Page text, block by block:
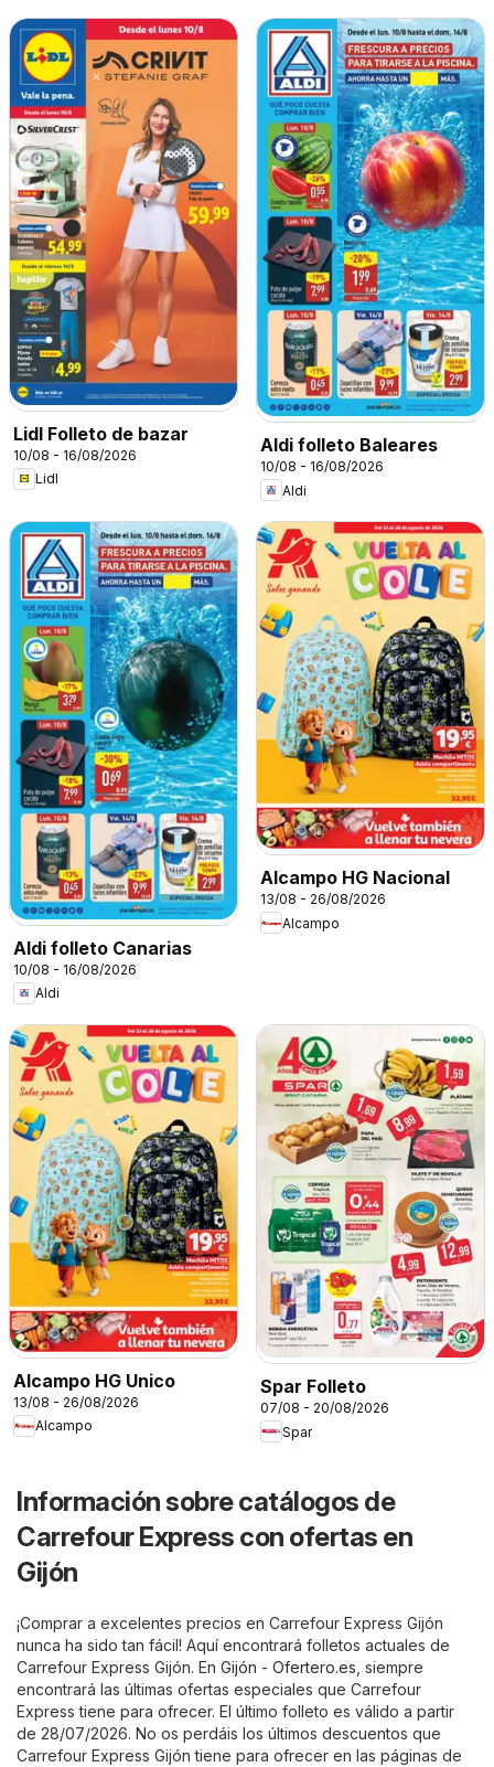
Lidl Folleto de bazar
10/08 - 16/08/2026
Lidl
Aldi folleto Baleares
10/08 - 16/08/2026
Aldi
Aldi folleto Canarias
10/08 - 16/08/2026
Aldi
Alcampo HG Nacional
13/08 - 26/08/2026
Alcampo
Alcampo HG Unico
13/08 - 26/08/2026
Alcampo
Spar Folleto
07/08 - 20/08/2026
Spar
Información sobre catálogos de
Carrefour Express con ofertas en
Gijón
¡Comprar a excelentes precios en Carrefour Express Gijón
nunca ha sido tan fácil! Aquí encontrará folletos actuales de
Carrefour Express Gijón. En Gijón - Ofertero.es , siempre
encontrará las últimas ofertas especiales que Carrefour
Express tiene para ofrecer. El último folleto es válido a partir
de 28/07/2026. No os perdáis los últimos descuentos que
Carrefour Express Gijón tiene para ofrecer en las páginas de